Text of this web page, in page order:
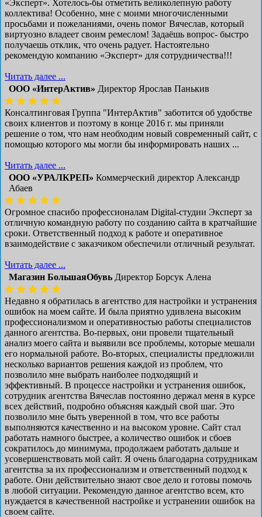
«Эксперт». Хотелось-бы отметить великолепную работу
коллектива! Особенно, мне с моими многочисленными
просьбами и пожеланиями, очень помог Вячеслав, который
виртуозно владеет своим ремеслом! Задаёшь вопрос- быстро
получаешь отклик, что очень радует. Настоятельно
рекомендую компанию «Эксперт» для сотрудничества!!!
Читать далее ...
ООО «ИнтерАктив» Директор Ярослав Панькив
Консалтинговая Группа "ИнтерАктив" заботится об удобстве
своих клиентов и поэтому в конце 2016 г. мы приняли
решение о том, что нам необходим новый современный сайт, с
помощью которого мы могли бы информировать наших ...
Читать далее ...
ООО «УРАЛКРЕП» Коммерческий директор Александр
Абаев
Огромное спасибо профессионалам Digital-студии Эксперт за
отличную командную работу по созданию сайта в кратчайшие
сроки. Ответственный подход к работе и оперативное
взаимодействие с заказчиком обеспечили отличный результат.
Читать далее ...
Магазин БольшаяОбувь Директор Борсук Алена
Недавно я обратилась в агентство для настройки и устранения
ошибок на моем сайте. И была приятно удивлена высоким
профессионализмом и оперативностью работы специалистов
данного агентства. Во-первых, они провели тщательный
анализ моего сайта и выявили все проблемы, которые мешали
его нормальной работе. Во-вторых, специалисты предложили
несколько вариантов решения каждой из проблем, что
позволило мне выбрать наиболее подходящий и
эффективный. В процессе настройки и устранения ошибок,
сотрудник агентства Вячеслав постоянно держал меня в курсе
всех действий, подробно объясняя каждый свой шаг. Это
позволило мне быть уверенной в том, что все работы
выполняются качественно и на высоком уровне. Сайт стал
работать намного быстрее, а количество ошибок и сбоев
сократилось до минимума, продолжаем работать дальше и
усовершенствовать мой сайт. Я очень благодарна сотрудникам
агентства за их профессионализм и ответственный подход к
работе. Они действительно знают свое дело и готовы помочь
в любой ситуации. Рекомендую данное агентство всем, кто
нуждается в качественной настройке и устранении ошибок на
своем сайте.